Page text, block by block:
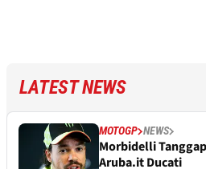
LATEST NEWS
MOTOGP NEWS
Morbidelli
Aruba.it Ducati